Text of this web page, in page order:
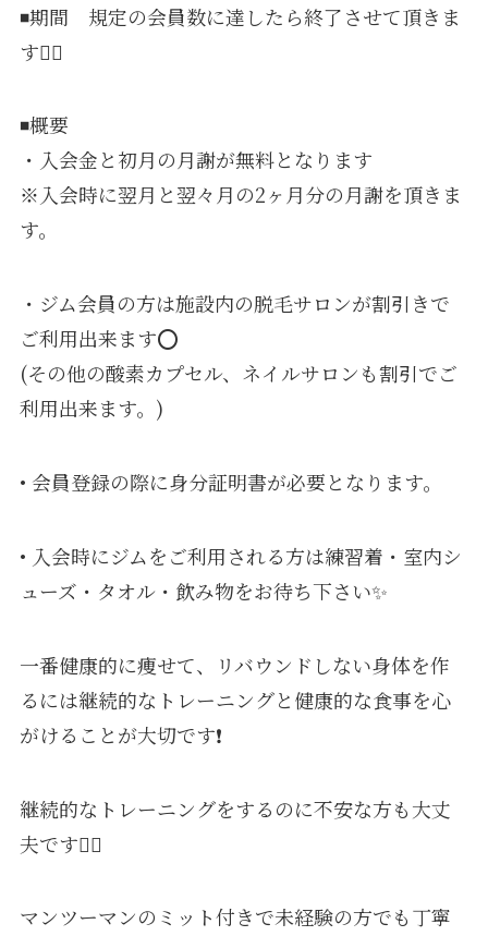
◾️期間 規定の会員数に達したら終了させて頂きま
す🙇‍♂️
◾️概要
・入会金と初月の月謝が無料となります
※入会時に翌月と翌々月の2ヶ月分の月謝を頂きま
す。
・ジム会員の方は施設内の脱毛サロンが割引きで
ご利用出来ます⭕️
(その他の酸素カプセル、ネイルサロンも割引でご
利用出来ます。)
• 会員登録の際に身分証明書が必要となります。
• 入会時にジムをご利用される方は練習着・室内シ
ューズ・タオル・飲み物をお待ち下さい✨
一番健康的に痩せて、リバウンドしない身体を作
るには継続的なトレーニングと健康的な食事を心
がけることが大切です❗️
継続的なトレーニングをするのに不安な方も大丈
夫です🙆‍♀️
マンツーマンのミット付きで未経験の方でも丁寧